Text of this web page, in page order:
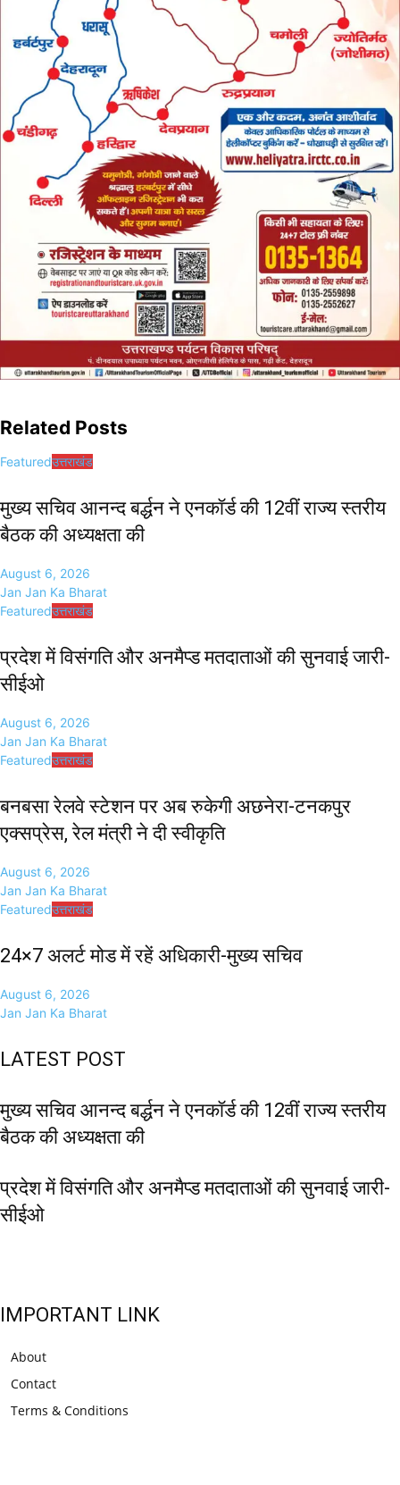
Related Posts
Featuredउत्तराखंड
मुख्य सचिव आनन्द बर्द्धन ने एनकॉर्ड की 12वीं राज्य स्तरीय
बैठक की अध्यक्षता की
August 6, 2026
Jan Jan Ka Bharat
Featuredउत्तराखंड
प्रदेश में विसंगति और अनमैप्ड मतदाताओं की सुनवाई जारी-
सीईओ
August 6, 2026
Jan Jan Ka Bharat
Featuredउत्तराखंड
बनबसा रेलवे स्टेशन पर अब रुकेगी अछनेरा-टनकपुर
एक्सप्रेस, रेल मंत्री ने दी स्वीकृति
August 6, 2026
Jan Jan Ka Bharat
Featuredउत्तराखंड
24×7 अलर्ट मोड में रहें अधिकारी-मुख्य सचिव
August 6, 2026
Jan Jan Ka Bharat
LATEST POST
मुख्य सचिव आनन्द बर्द्धन ने एनकॉर्ड की 12वीं राज्य स्तरीय
बैठक की अध्यक्षता की
प्रदेश में विसंगति और अनमैप्ड मतदाताओं की सुनवाई जारी-
सीईओ
IMPORTANT LINK
About
Contact
Terms & Conditions